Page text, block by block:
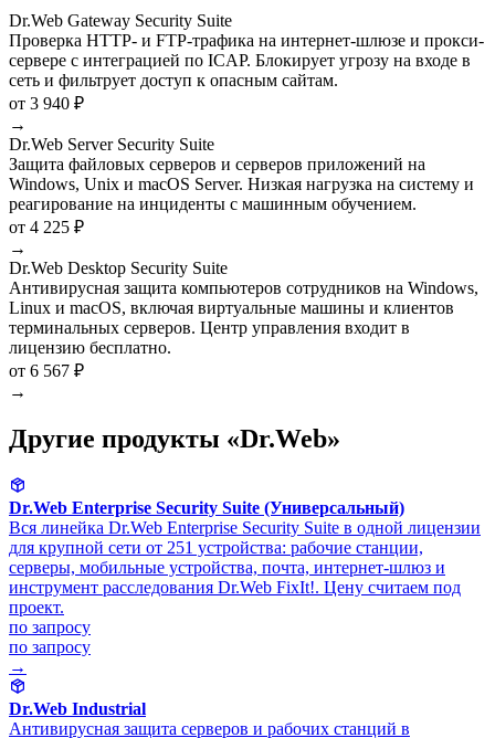
Dr.Web Gateway Security Suite
Проверка HTTP- и FTP-трафика на интернет-шлюзе и прокси-
сервере с интеграцией по ICAP. Блокирует угрозу на входе в
сеть и фильтрует доступ к опасным сайтам.
от 3 940 ₽
→
Dr.Web Server Security Suite
Защита файловых серверов и серверов приложений на
Windows, Unix и macOS Server. Низкая нагрузка на систему и
реагирование на инциденты с машинным обучением.
от 4 225 ₽
→
Dr.Web Desktop Security Suite
Антивирусная защита компьютеров сотрудников на Windows,
Linux и macOS, включая виртуальные машины и клиентов
терминальных серверов. Центр управления входит в
лицензию бесплатно.
от 6 567 ₽
→
Другие продукты «Dr.Web»
Dr.Web Enterprise Security Suite (Универсальный)
Вся линейка Dr.Web Enterprise Security Suite в одной лицензии
для крупной сети от 251 устройства: рабочие станции,
серверы, мобильные устройства, почта, интернет-шлюз и
инструмент расследования Dr.Web FixIt!. Цену считаем под
проект.
по запросу
по запросу
→
Dr.Web Industrial
Антивирусная защита серверов и рабочих станций в